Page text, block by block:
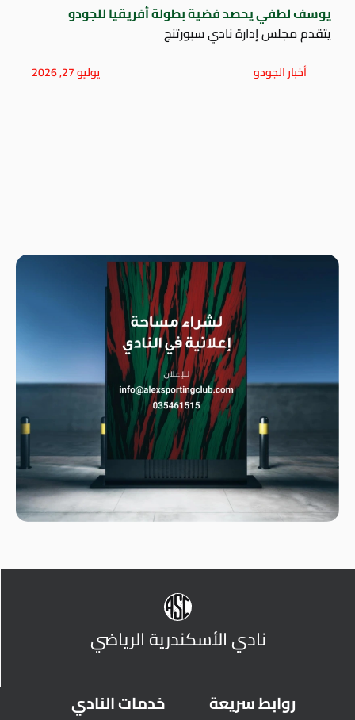
يوسف لطفي يحصد فضية بطولة أفريقيا للجودو
يتقدم مجلس إدارة نادي سبورتنج
أخبار الجودو يوليو 27, 2026
نادي الأسكندرية الرياضي
روابط سريعة خدمات النادي